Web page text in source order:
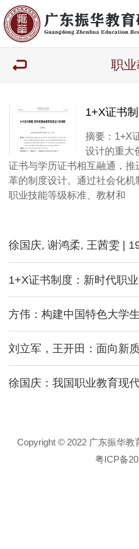
职
摘要：1+X
设计的重大
证书与学历证书相互融通，
革的制度设计。通过社会化
职业技能等级标准、教材和
Copyright © 2022 广东振华教
粤ICP备